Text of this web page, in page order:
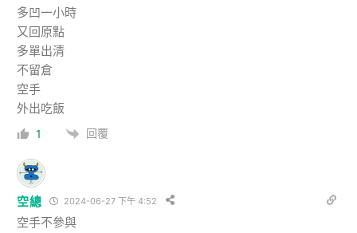
多凹一小時
又回原點
多單出清
不留倉
空手
外出吃飯
1 回覆
空總 2024-06-27 下午 4:52
空手不參與